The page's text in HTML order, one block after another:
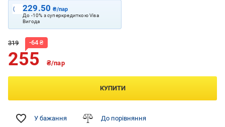
229.50₴/пар
До -10% з суперкредиткою Visa
Вигода
319 -64 ₴
255 ₴/пар
КУПИТИ
У бажання До порівняння